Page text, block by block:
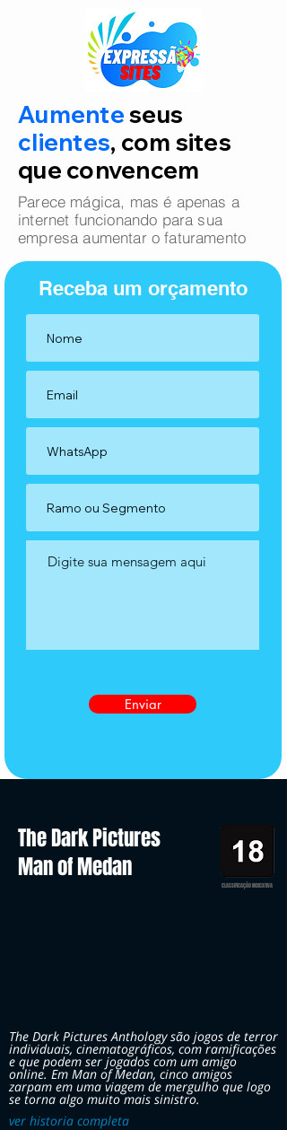
Aumenteseus
clientes, com sites
que convencem
Parece mágica, mas é apenas a
internet funcionando para sua
empresa aumentar o faturamento
Receba um orçamento
Enviar
The Dark Pictures
Man of Medan
CLASSIFICAÇÃO INDICATIVA
The Dark Pictures Anthology são jogos de terror
individuais, cinematográficos, com ramificações
e que podem ser jogados com um amigo
online. Em Man of Medan, cinco amigos
zarpam em uma viagem de mergulho que logo
se torna algo muito mais sinistro.
ver historia completa